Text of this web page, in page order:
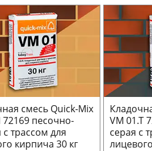
смесь Quick-Mix
72169 песочно-
с трассом для
кирпича 30 кг
VM 01.T
серая с